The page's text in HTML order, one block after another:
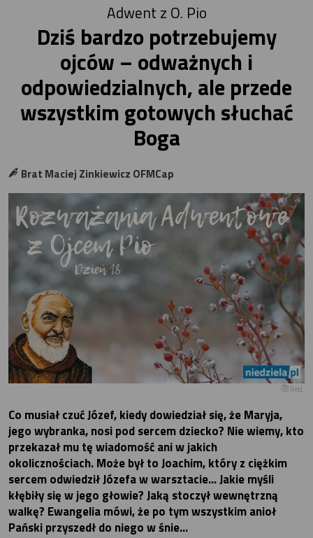
Adwent z O. Pio
Dziś bardzo potrzebujemy
ojców – odważnych i
odpowiedzialnych, ale przede
wszystkim gotowych słuchać
Boga
Brat Maciej Zinkiewicz OFMCap
Red.
Co musiał czuć Józef, kiedy dowiedział się, że Maryja,
jego wybranka, nosi pod sercem dziecko? Nie wiemy, kto
przekazał mu tę wiadomość ani w jakich
okolicznościach. Może był to Joachim, który z ciężkim
sercem odwiedził Józefa w warsztacie… Jakie myśli
kłębiły się w jego głowie? Jaką stoczył wewnętrzną
walkę? Ewangelia mówi, że po tym wszystkim anioł
Pański przyszedł do niego w śnie…